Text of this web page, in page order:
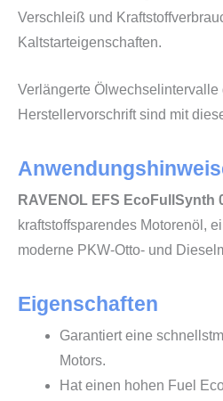
Verschleiß und
Kaltstarteigenschaften.
Verlängerte Ölwechselintervalle
Herstellervorschrift sind mit
RAVENOL EFS EcoFullSynth
kraftstoffsparendes Motorenöl,
moderne PKW-Otto- und
Eigenschaften
Garantiert eine
Motors.
Hat einen hohen Fuel